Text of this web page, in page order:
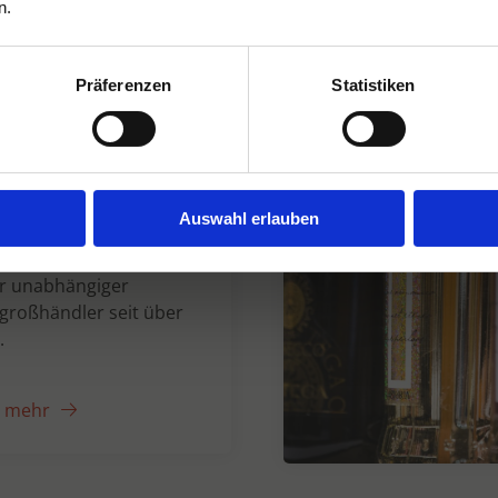
Präferenzen Statistiken
Auswahl erlauben
Dranken seit
unabhängiger
seit über
mehr